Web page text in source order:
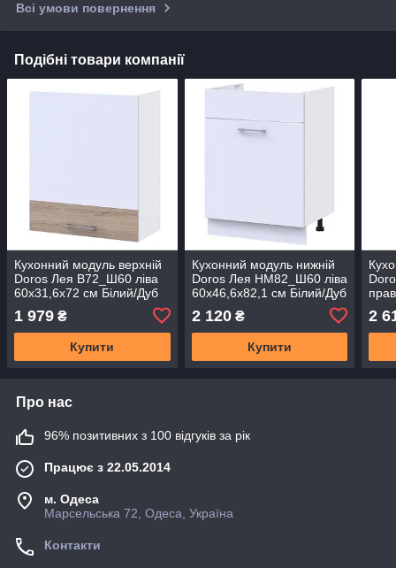
Всі умови повернення
Подібні товари компанії
Кухонний модуль верхній
Doros Лея В72_Ш60 ліва
60х31,6х72 см Білий/Дуб
1 979 ₴
Купити
Кухонний модуль нижній
Doros Лея НМ82_Ш60 ліва
60х46,6х82,1 см Білий/Дуб
2 120₴
Купити
2
Про нас
96% позитивних з 100 відгуків за рік
Працює з 22.05.2014
м. Одеса
Марсельська 72, Одеса, Україна
Контакти